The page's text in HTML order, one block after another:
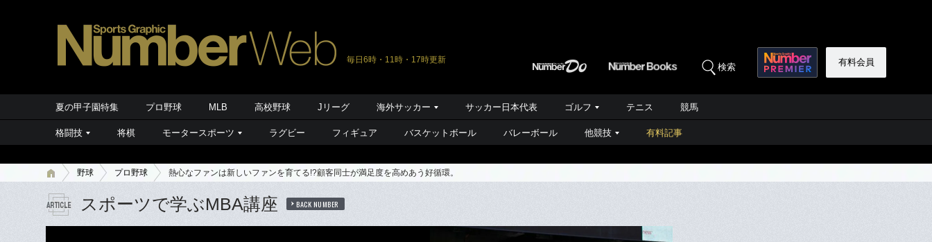
毎日6時・11時・17時更新
検索 有料会員
夏の甲子園特集 プロ野球 MLB 高校野球 Jリーグ 海外サッカー サッカー日本代表 ゴルフ テニス 競馬
格闘技 将棋 モータースポーツ ラグビー フィギュア バスケットボール バレーボール 他競技 有料記事
野球 プロ野球 熱心なファンは新しいファンを育てる!?顧客同士が満足度を高めあう好循環。
スポーツで学ぶMBA講座 BACK NUMBER